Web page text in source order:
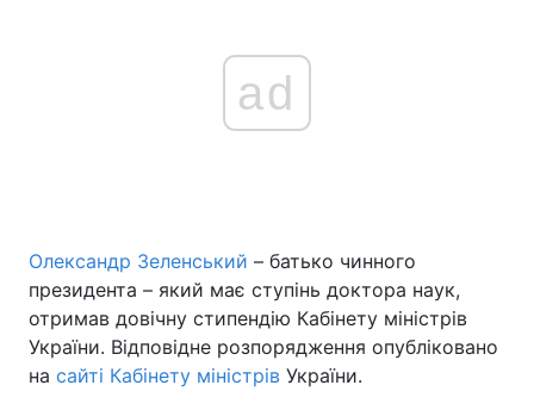
Україна Політика
Економіка Світ
ad
Олександр Зеленський – батько чинного
президента – який має ступінь доктора наук,
отримав довічну стипендію Кабінету міністрів
України. Відповідне розпорядження опубліковано
на сайті Кабінету міністрів України.